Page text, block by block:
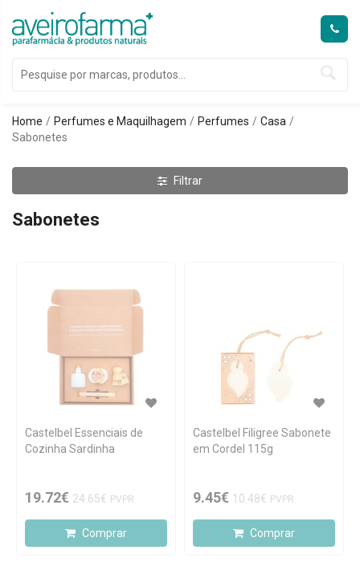
Home Perfumes e Maquilhagem Perfumes
Casa
Sabonetes
Filtrar
Sabonetes
Castelbel Essenciais de
Cozinha Sardinha
19.72€ 24.65€ PVPR
Comprar
Castelbel Filigree Sabonete
em Cordel 115g
9.45€ 10.48€ PVPR
Comprar